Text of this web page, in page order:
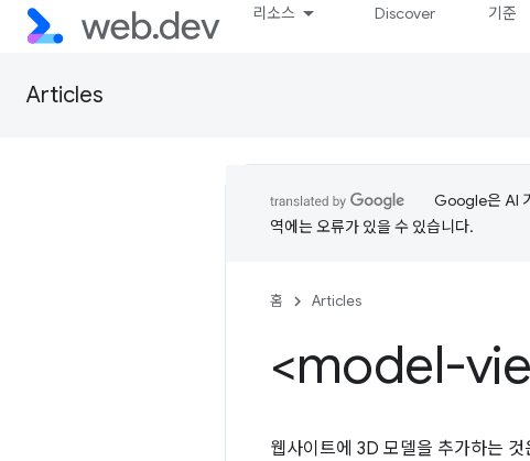
리소스 Discover 기준
Articles
Google은 AI
역에는 오류가 있을 수 있습니다.
홈 Articles
<model-
웹사이트에 3D 모델을 추가하는